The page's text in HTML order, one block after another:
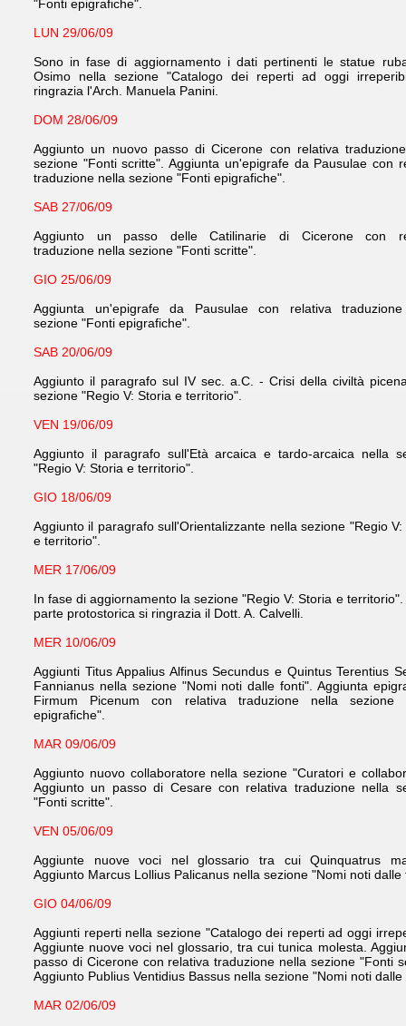
"Fonti epigrafiche".
LUN 29/06/09
Sono in fase di aggiornamento i dati pertinenti le statue
Osimo nella sezione "Catalogo dei reperti ad oggi
ringrazia l'Arch. Manuela Panini.
DOM 28/06/09
Aggiunto un nuovo passo di Cicerone con relativa
sezione "Fonti scritte".Aggiunta un'epigrafe da Pausulae con
traduzione nella sezione "Fonti epigrafiche".
SAB 27/06/09
Aggiunto un passo delle Catilinarie di Cicerone con
traduzione nella sezione "Fonti scritte".
GIO 25/06/09
Aggiunta un'epigrafe da Pausulae con relativa
sezione "Fonti epigrafiche".
SAB 20/06/09
Aggiunto il paragrafo sul IV sec. a.C. - Crisi della civiltà
sezione "Regio V: Storia e territorio".
VEN 19/06/09
Aggiunto il paragrafo sull'Età arcaica e tardo-arcaica nella
"Regio V: Storia e territorio".
GIO 18/06/09
Aggiunto il paragrafo sull'Orientalizzante nella sezione "Regio V:
e territorio".
MER 17/06/09
In fase di aggiornamento la sezione "Regio V: Storia e territorio".
parte protostorica si ringrazia il Dott. A. Calvelli.
MER 10/06/09
Aggiunti Titus Appalius Alfinus Secundus e Quintus Terentius
Fannianus nella sezione "Nomi noti dalle fonti". Aggiunta
Firmum Picenum con relativa traduzione nella sezione
epigrafiche".
MAR 09/06/09
Aggiunto nuovo collaboratore nella sezione "Curatori e
Aggiunto un passo di Cesare con relativa traduzione nella
"Fonti scritte".
VEN 05/06/09
Aggiunte nuove voci nel glossario tra cui Quinquatrus
Aggiunto Marcus Lollius Palicanus nella sezione "Nomi noti dalle
GIO 04/06/09
Aggiunti reperti nella sezione "Catalogo dei reperti ad oggi
Aggiunte nuove voci nel glossario, tra cui tunica molesta.
passo di Cicerone con relativa traduzione nella sezione "Fonti
Aggiunto Publius Ventidius Bassus nella sezione "Nomi noti dalle
MAR 02/06/09